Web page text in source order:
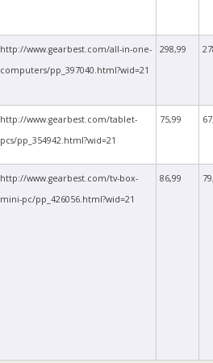
http://www.gearbest.com/all-in-one-
computers/pp_397040.html?wid=21
298,99
http://www.gearbest.com/tablet-
pcs/pp_354942.html?wid=21
75,99
http://www.gearbest.com/tv-box-
mini-pc/pp_426056.html?wid=21
86,99